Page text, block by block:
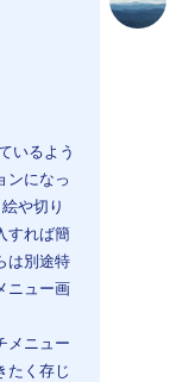
いるよう
ンになっ
や切り
すれば簡
は別途特
ニュー画
メニュー
たく存じ